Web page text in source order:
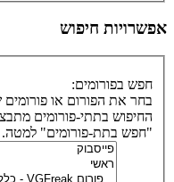
אפשרויות חיפוש
חפש בפורומים:
בחר את הפורום או
החיפוש בתתי-פורומים
"חפש בתת-פורומים" למטה.